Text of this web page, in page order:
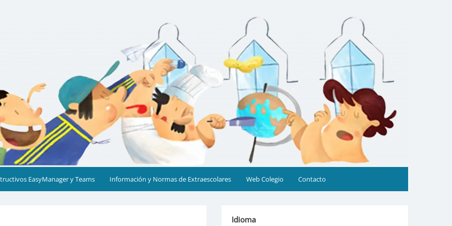
EasyManager y Teams Información y Normas de Extraescolares Web Colegio Contacto
Idioma